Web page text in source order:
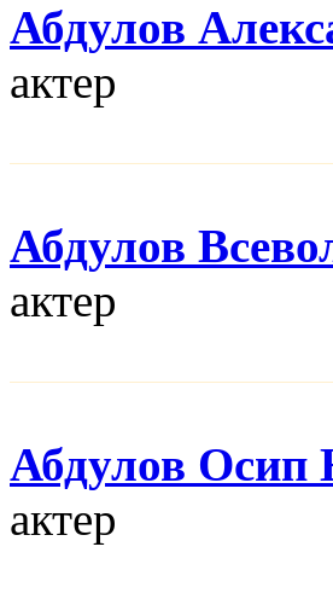
Абдулов
актер
Абдулов
актер
Абдулов Осип
актер